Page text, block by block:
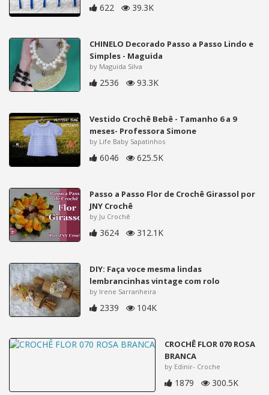
622 39.3K
CHINELO Decorado Passo a Passo Lindo e
Simples - Maguida
by Maguida Silva
2536 93.3K
Vestido Crochê Bebê - Tamanho 6 a 9
meses- Professora Simone
by Life Baby Sapatinhos
6046 625.5K
Passo a Passo Flor de Crochê Girassol por
JNY Crochê
by Ju Crochê
3624 312.1K
DIY: Faça voce mesma lindas
lembrancinhas vintage com rolo
by Irene Sarranheira
2339 104K
CROCHÊ FLOR 070 ROSA
BRANCA
by Edinir- Croche
1879 300.5K